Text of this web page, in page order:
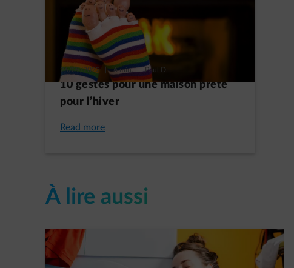
26/09/2022 | 6 min. | Paul D.
10 gestes pour une maison prête
pour l’hiver
Read more
À lire aussi